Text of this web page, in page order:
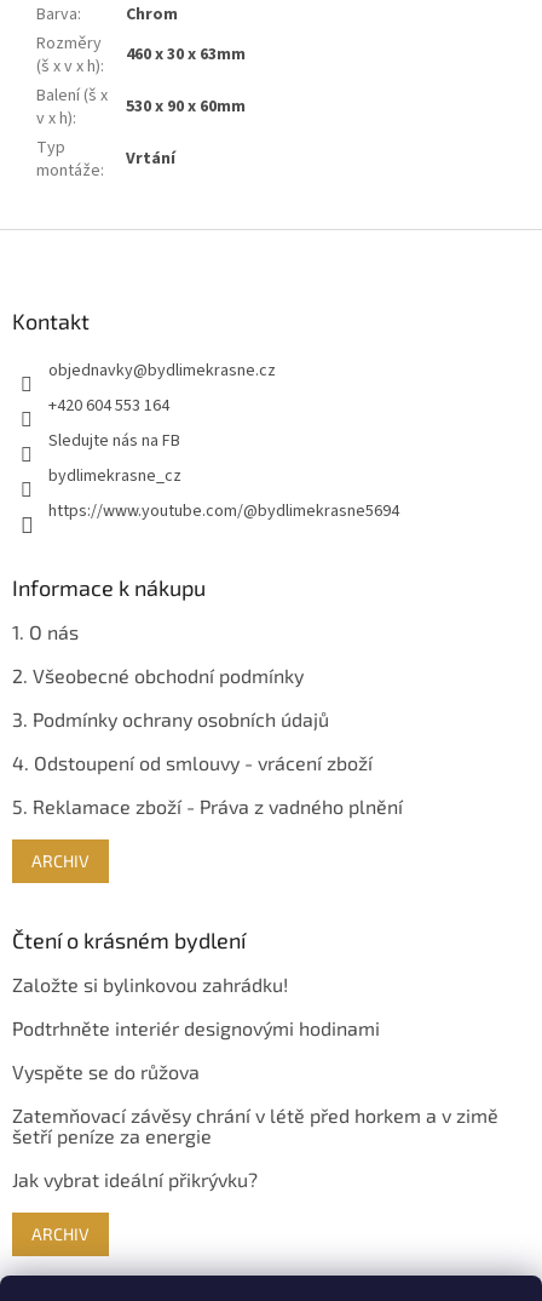
Barva:
Chrom
Rozměry
(š x v x h):
460 x 30 x 63mm
Balení (š x
v x h):
530 x 90 x 60mm
Typ
montáže: Vrtání
Kontakt
objednavky@bydlimekrasne.cz
+420 604 553 164
Sledujte nás na FB
bydlimekrasne_cz
https://www.youtube.com/@bydlimekrasne5694
Informace k nákupu
1. O nás
2. Všeobecné obchodní podmínky
3. Podmínky ochrany osobních údajů
4. Odstoupení od smlouvy - vrácení zboží
5. Reklamace zboží - Práva z vadného plnění
ARCHIV
Čtení o krásném bydlení
Založte si bylinkovou zahrádku!
Podtrhněte interiér designovými hodinami
Vyspěte se do růžova
Zatemňovací závěsy chrání v létě před horkem a v zimě
šetří peníze za energie
Jak vybrat ideální přikrývku?
ARCHIV